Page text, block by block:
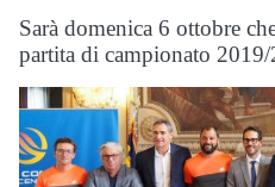
Sarà domenica 6 ottobre
partita di campionato